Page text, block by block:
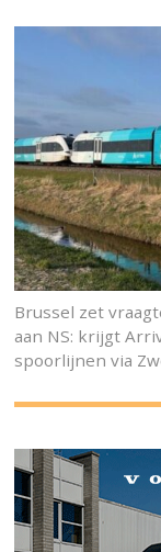
Brussel zet
aan NS: krijgt
spoorlijnen via